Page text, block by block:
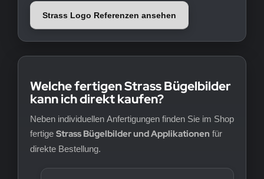
Strass Logo Referenzen ansehen
Welche fertigen Strass Bügelbilder
kann ich direkt kaufen?
Neben individuellen Anfertigungen finden Sie im Shop
fertige Strass Bügelbilder und Applikationen für
direkte Bestellung.